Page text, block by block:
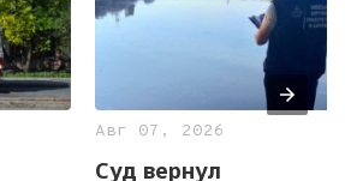
Авг 07, 2026
Суд вернул